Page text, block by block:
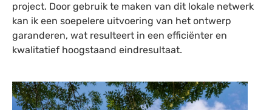
project. Door gebruik te maken van dit lokale netwerk
kan ik een soepelere uitvoering van het ontwerp
garanderen, wat resulteert in een efficiënter en
kwalitatief hoogstaand eindresultaat.